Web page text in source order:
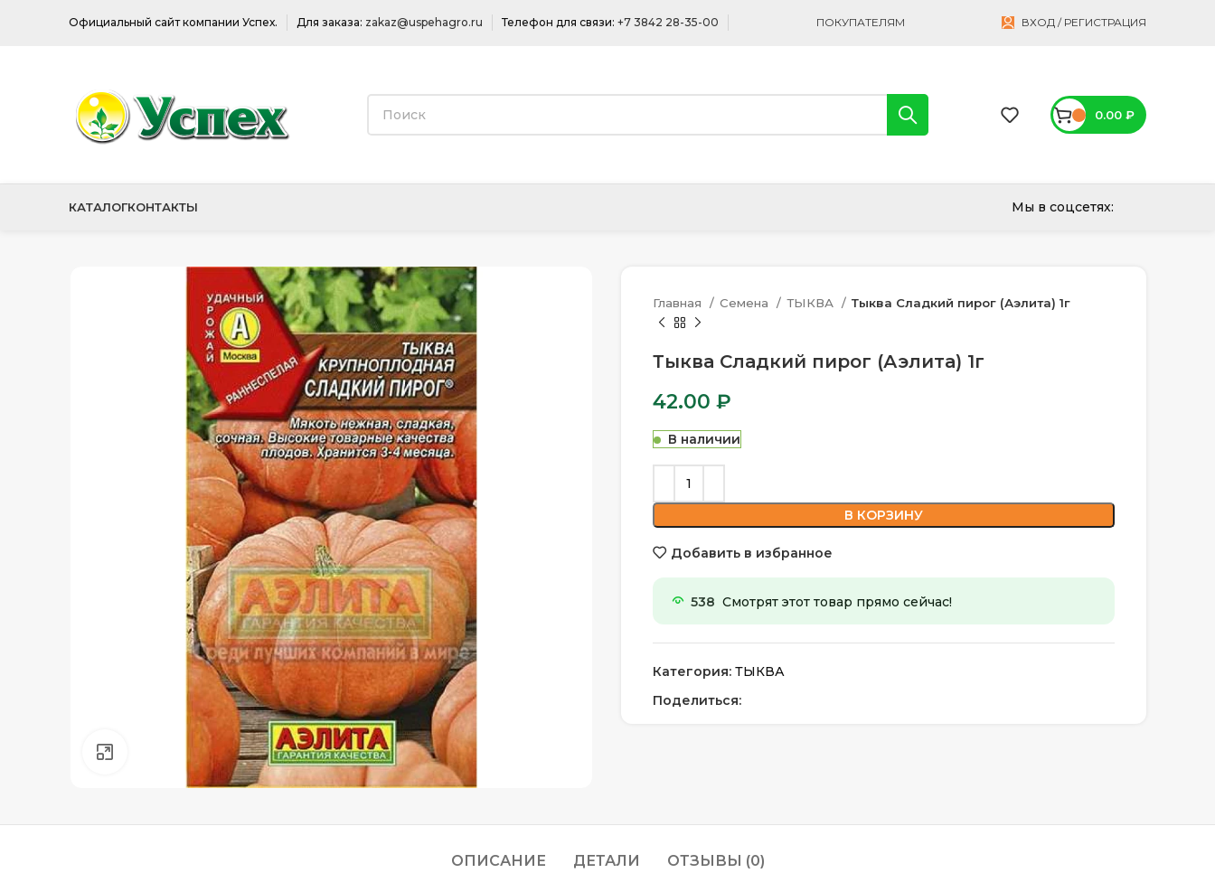
Официальный сайт компании Успех. Для заказа: zakaz@uspehagro.ru Телефон для связи: +7 3842 28-35-00 ПОКУПАТЕЛЯМ ВХОД / РЕГИСТРАЦИЯ
0.00 ₽
КАТАЛОГКОНТАКТЫ Мы в соцсетях:
Нажмите, чтобы увеличить
Главная Семена ТЫКВА Тыква Сладкий пирог (Аэлита) 1г
Тыква Сладкий пирог (Аэлита) 1г
42.00 ₽
В наличии
В КОРЗИНУ
Добавить в избранное
538 Смотрят этот товар прямо сейчас!
Категория: ТЫКВА
Поделиться:
ОПИСАНИЕ ДЕТАЛИ ОТЗЫВЫ (0)